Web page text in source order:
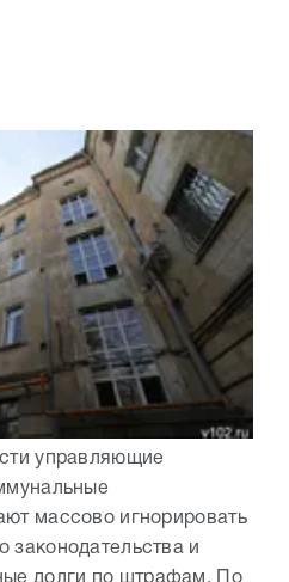
управляющие
массово игнорировать
законодательства и
долги по штрафам. По